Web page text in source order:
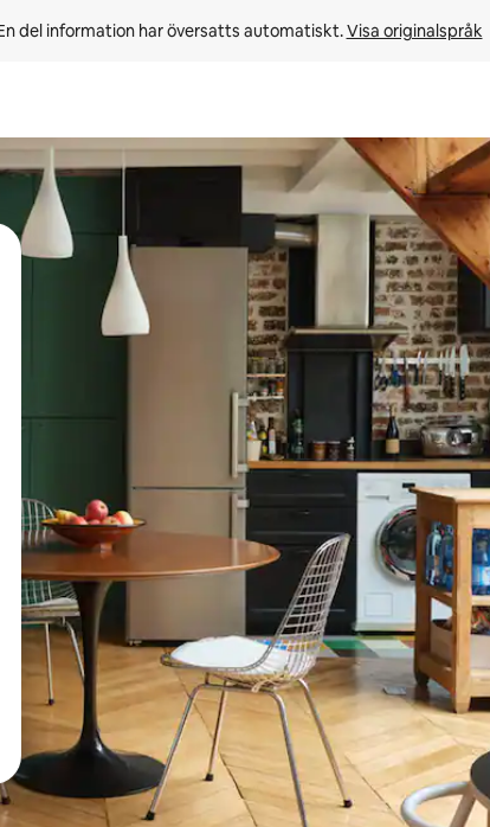
del information har översatts automatiskt. Visa originalspråk
nedåtpilarna eller utforska genom att trycka eller svepa.